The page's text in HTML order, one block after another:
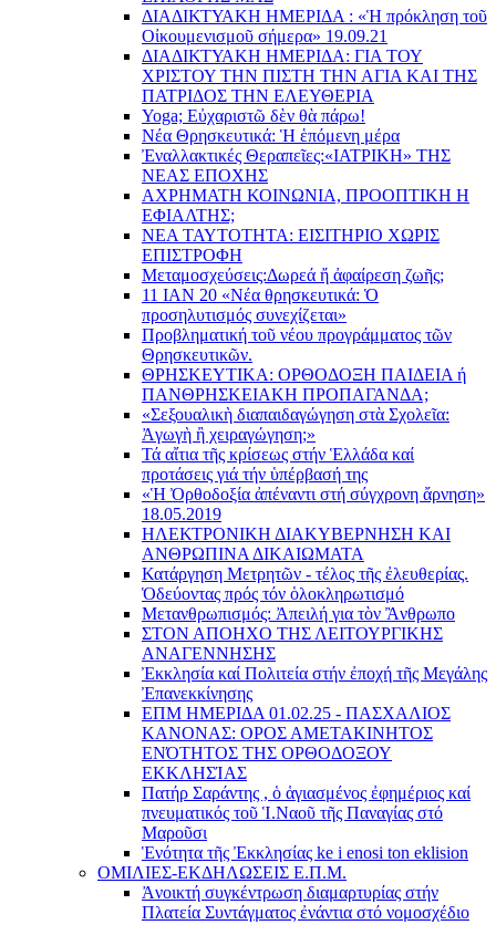
ΔΙΑΔΙΚΤΥΑΚΗ ΗΜΕΡΙΔΑ : «Ἡ πρόκληση τοῦ
Οἰκουμενισμοῦ σήμερα» 19.09.21
ΔΙΑΔΙΚΤΥΑΚΗ ΗΜΕΡΙΔΑ: ΓΙΑ ΤΟΥ
ΧΡΙΣΤΟΥ ΤΗΝ ΠΙΣΤΗ ΤΗΝ ΑΓΙΑ ΚΑΙ ΤΗΣ
ΠΑΤΡΙΔΟΣ ΤΗΝ ΕΛΕΥΘΕΡΙΑ
Yoga; Εὐχαριστῶ δὲν θὰ πάρω!
Νέα Θρησκευτικά: Ἡ ἑπόμενη μέρα
Ἐναλλακτικές Θεραπεῖες:«ΙΑΤΡΙΚΗ» ΤΗΣ
ΝΕΑΣ ΕΠΟΧΗΣ
ΑΧΡΗΜΑΤΗ ΚΟΙΝΩΝΙΑ, ΠΡΟΟΠΤΙΚΗ Η
ΕΦΙΑΛΤΗΣ;
ΝΕΑ ΤΑΥΤΟΤΗΤΑ: ΕΙΣΙΤΗΡΙΟ ΧΩΡΙΣ
ΕΠΙΣΤΡΟΦΗ
Μεταμοσχεύσεις:Δωρεά ἤ ἀφαίρεση ζωῆς;
11 ΙΑΝ 20 «Νέα θρησκευτικά: Ὁ
προσηλυτισμός συνεχίζεται»
Προβληματική τοῦ νέου προγράμματος τῶν
Θρησκευτικῶν.
ΘΡΗΣΚΕΥΤΙΚΑ: ΟΡΘΟΔΟΞΗ ΠΑΙΔΕΙΑ ή
ΠΑΝΘΡΗΣΚΕΙΑΚΗ ΠΡΟΠΑΓΑΝΔΑ;
«Σεξουαλικὴ διαπαιδαγώγηση στὰ Σχολεῖα:
Ἀγωγὴ ἢ χειραγώγηση;»
Τά αἴτια τῆς κρίσεως στήν Ἑλλάδα καί
προτάσεις γιά τήν ὑπέρβασή της
«Ἡ Ὀρθοδοξία ἀπέναντι στή σύγχρονη ἄρνηση»
18.05.2019
ΗΛΕΚΤΡΟΝΙΚΗ ΔΙΑΚΥΒΕΡΝΗΣΗ ΚΑΙ
ΑΝΘΡΩΠΙΝΑ ΔΙΚΑΙΩΜΑΤΑ
Κατάργηση Μετρητῶν - τέλος τῆς ἐλευθερίας.
Ὁδεύοντας πρός τόν ὁλοκληρωτισμό
Μετανθρωπισμός: Ἀπειλή για τὸν Ἂνθρωπο
ΣΤΟΝ ΑΠΟΗΧΟ ΤΗΣ ΛΕΙΤΟΥΡΓΙΚΗΣ
ΑΝΑΓΕΝΝΗΣΗΣ
Ἐκκλησία καί Πολιτεία στήν ἐποχή τῆς Μεγάλης
Ἐπανεκκίνησης
ΕΠΜ ΗΜΕΡΙΔΑ 01.02.25 - ΠΑΣΧΑΛΙΟΣ
ΚΑΝΟΝΑΣ: ΟΡΟΣ ΑΜΕΤΑΚΙΝΗΤΟΣ
ΕΝΌΤΗΤΟΣ ΤΗΣ ΟΡΘΟΔΟΞΟΥ
ΕΚΚΛΗΣΊΑΣ
Πατήρ Σαράντης , ὁ ἁγιασμένος ἐφημέριος καί
πνευματικός τοῦ Ἱ.Ναοῦ τῆς Παναγίας στό
Μαροῦσι
Ἑνότητα τῆς Ἐκκλησίας ke i enosi ton eklision
ΟΜΙΛΙΕΣ-ΕΚΔΗΛΩΣΕΙΣ Ε.Π.Μ.
Ἀνοικτή συγκέντρωση διαμαρτυρίας στήν
Πλατεία Συντάγματος ἐνάντια στό νομοσχέδιο